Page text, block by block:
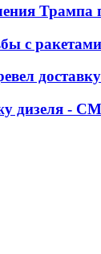
Трампа
с
дизеля -